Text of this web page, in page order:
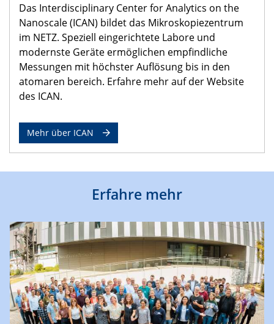
Das Interdisciplinary Center for Analytics on the
Nanoscale (ICAN) bildet das Mikroskopiezentrum
im NETZ. Speziell eingerichtete Labore und
modernste Geräte ermöglichen empfindliche
Messungen mit höchster Auflösung bis in den
atomaren bereich. Erfahre mehr auf der Website
des ICAN.
Mehr über ICAN
Erfahre mehr